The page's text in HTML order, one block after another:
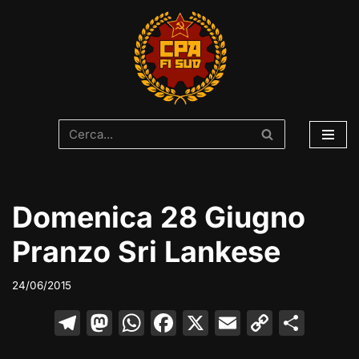
Domenica 28 Giugno
Pranzo Sri Lankese
24/06/2015
T M W F X E C